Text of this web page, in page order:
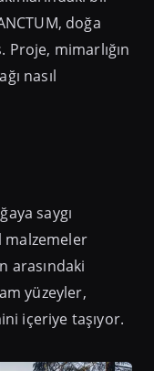
doğa
mimarlığın
nasıl
saygı
malzemeler
arasındaki
yüzeyler,
içeriye taşıyor.